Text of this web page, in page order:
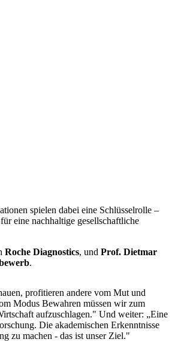
spielen dabei eine Schlüsselrolle –
eine nachhaltige gesellschaftliche
Roche Diagnostics, und Prof. Dietmar
.
profitieren andere vom Mut und
Modus Bewahren müssen wir zum
aufzuschlagen." Und weiter: „Eine
Die akademischen Erkenntnisse
zu machen - das ist unser Ziel."